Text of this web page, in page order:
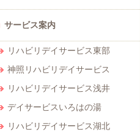
サービス案内
リハビリデイサービス東部
神照リハビリデイサービス
リハビリデイサービス浅井
デイサービスいろはの湯
リハビリデイサービス湖北